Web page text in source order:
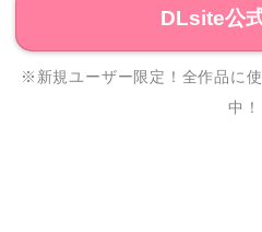
DLsite公
※新規ユーザー限定！全作品に
中！